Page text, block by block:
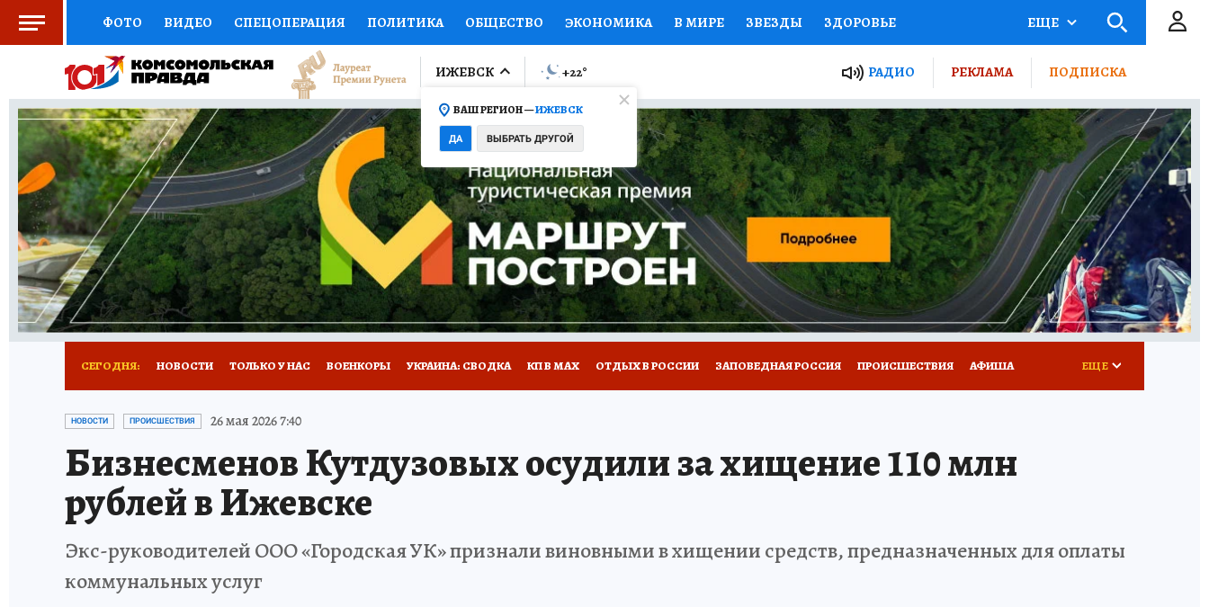
ФОТО ВИДЕО СПЕЦОПЕРАЦИЯ ПОЛИТИКА ОБЩЕСТВО ЭКОНОМИКА В МИРЕ ЗВЕЗДЫ ЗДОРОВЬЕ
СОЦПОДДЕРЖКА НАУКА СПОРТ КОЛУМНИСТЫ ПРОИСШЕСТВИЯ НАЦИОНАЛЬНЫЕ ПРОЕКТЫ РОССИИ
ВЫБОР ЭКСПЕРТОВ ДОКТОР ФИНАНСЫ ОТКРЫВАЕМ МИР Я ЗНАЮ СЕМЬЯ ЖЕНСКИЕ СЕКРЕТЫ ПУТЕВОДИТЕЛЬ
КНИЖНАЯ ПОЛКА ПРОГНОЗЫ НА СПОРТ ПРОМОКОДЫ СЕРИАЛЫ СПЕЦПРОЕКТЫ ДЕФИЦИТ ЖЕЛЕЗА ТУРИЗМ
ПРЕСС-ЦЕНТР НЕДВИЖИМОСТЬ ТЕЛЕВИЗОР КОЛЛЕКЦИИ КОНКУРСЫ РАБОТА У НАС ГИД ПОТРЕБИТЕЛЯ ВСЕ О КП
РАДИО КП РЕКЛАМА ТЕСТЫ НОВОЕ НА САЙТЕ
ЕЩЕ
ИЖЕВСК
ВАШ РЕГИОН —ИЖЕВСК
ДА ВЫБРАТЬ ДРУГОЙ
+22° РАДИО РЕКЛАМА ПОДПИСКА
СЕГОДНЯ: НОВОСТИ ТОЛЬКО У НАС ВОЕНКОРЫ УКРАИНА: СВОДКА КП В МАХ ОТДЫХ В РОССИИ ЗАПОВЕДНАЯ РОССИЯ ПРОИСШЕСТВИЯ АФИША
РЕКЛАМА НА САЙТЕ ПУТЕВОДИТЕЛЬ ПО СТРОЙКЕ И РЕМОНТУ
ЕЩЕ
НОВОСТИ ПРОИСШЕСТВИЯ 26 мая 2026 7:40
Бизнесменов Кутдузовых осудили за хищение 110 млн
рублей в Ижевске
Экс-руководителей ООО «Городская УК» признали виновными в хищении средств, предназначенных для оплаты
коммунальных услуг